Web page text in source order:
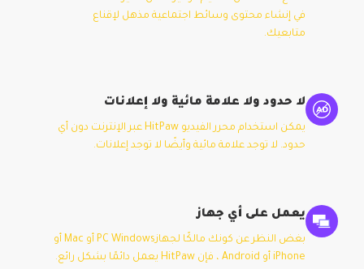
في إنشاء محتوى وسائط اجتماعية مذهل لإقناع
متابعيك.
لا حدود ولا علامة مائية ولا إعلانات
يمكن استخدام محرر الفيديو HitPaw عبر الإنترنت دون أي
حدود. لا توجد علامة مائية وأيضًا لا توجد إعلانات.
يعمل على أي جهاز
بغض النظر عن كونك مالكًا لجهازPC Windows أو Mac أو
iPhone أو Android ، فإن HitPaw يعمل دائمًا بشكل رائع.